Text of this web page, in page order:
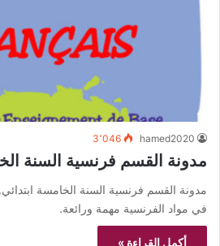
hamed2020 3٬046
مدونة القسم فرنسية السنة
مدونة القسم فرنسية السنة الخامسة
في مواد الفرنسية مهمة ورائعة.
أكمل القراءة »